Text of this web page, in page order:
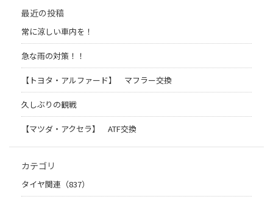
最近の投稿
常に涼しい車内を！
急な雨の対策！！
【トヨタ・アルファード】 マフラー交換
久しぶりの観戦
【マツダ・アクセラ】 ATF交換
カテゴリ
タイヤ関連（837）